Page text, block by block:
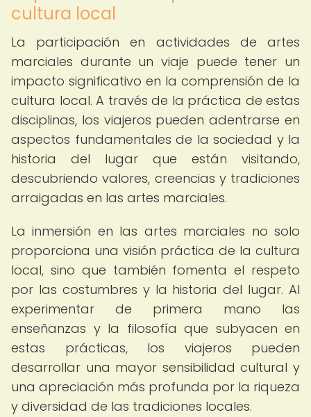
cultura local
La participación en actividades de artes
marciales durante un viaje puede tener un
impacto significativo en la comprensión de la
cultura local. A través de la práctica de estas
disciplinas, los viajeros pueden adentrarse en
aspectos fundamentales de la sociedad y la
historia del lugar que están visitando,
descubriendo valores, creencias y tradiciones
arraigadas en las artes marciales.
La inmersión en las artes marciales no solo
proporciona una visión práctica de la cultura
local, sino que también fomenta el respeto
por las costumbres y la historia del lugar. Al
experimentar de primera mano las
enseñanzas y la filosofía que subyacen en
estas prácticas, los viajeros pueden
desarrollar una mayor sensibilidad cultural y
una apreciación más profunda por la riqueza
y diversidad de las tradiciones locales.